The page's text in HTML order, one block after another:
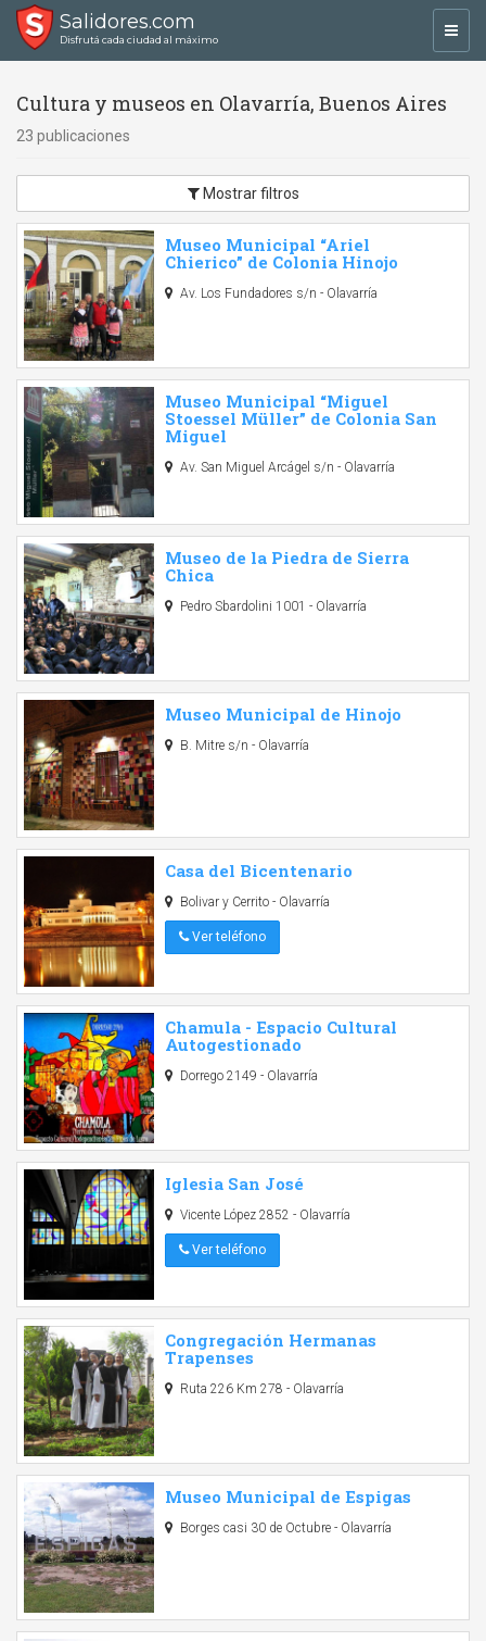
Salidores.com
Disfrutá cada ciudad al máximo
Cultura y museos en Olavarría, Buenos Aires
23 publicaciones
Mostrar filtros
Museo Municipal “Ariel
Chierico” de Colonia Hinojo
Av. Los Fundadores s/n - Olavarría
Museo Municipal “Miguel
Stoessel Müller” de Colonia San
Miguel
Av. San Miguel Arcágel s/n - Olavarría
Museo de la Piedra de Sierra
Chica
Pedro Sbardolini 1001 - Olavarría
Museo Municipal de Hinojo
B. Mitre s/n - Olavarría
Casa del Bicentenario
Bolivar y Cerrito - Olavarría
Ver teléfono
Chamula - Espacio Cultural
Autogestionado
Dorrego 2149 - Olavarría
Iglesia San José
Vicente López 2852 - Olavarría
Ver teléfono
Congregación Hermanas
Trapenses
Ruta 226 Km 278 - Olavarría
Museo Municipal de Espigas
Borges casi 30 de Octubre - Olavarría